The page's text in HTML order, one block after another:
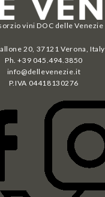
vini DOC delle Venezie
20, 37121 Verona, Italy
Ph. +39 045.494.3850
info@dellevenezie.it
P.IVA 04418130276